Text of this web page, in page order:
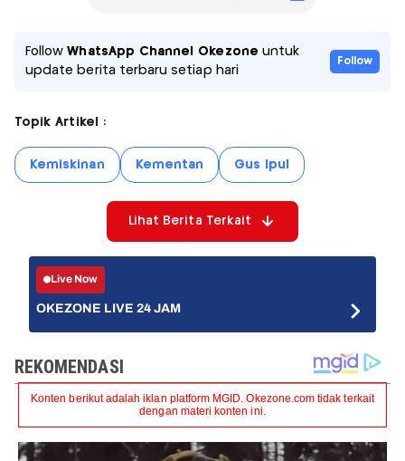
FollowWhatsApp Channel Okezone untuk
update berita terbaru setiap hari
Follow
Topik Artikel :
Kemiskinan Kementan Gus Ipul
Lihat Berita Terkait
Live Now
OKEZONE LIVE 24 JAM